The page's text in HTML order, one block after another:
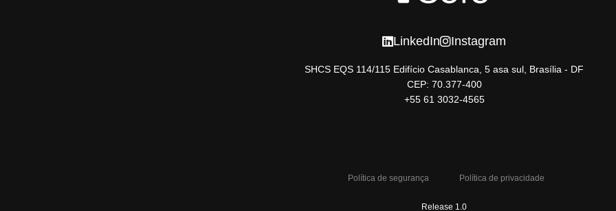
LinkedIn Instagram
SHCS EQS 114/115 Edifício Casablanca, 5 asa sul, Brasília - DF
CEP: 70.377-400
+55 61 3032-4565
Política de segurança Política de privacidade
Release 1.0